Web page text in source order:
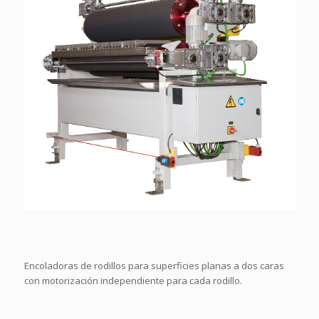
Encoladoras de rodillos para superficies planas a dos caras
con motorización independiente para cada rodillo.